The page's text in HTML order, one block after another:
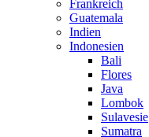
Frankreich
Guatemala
Indien
Indonesien
Bali
Flores
Java
Lombok
Sulavesie
Sumatra